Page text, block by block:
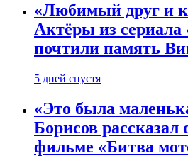
«Любимый друг и
Актёры из сериала
почтили память
5 дней спустя
«Это была
Борисов рассказал
фильме «Битва